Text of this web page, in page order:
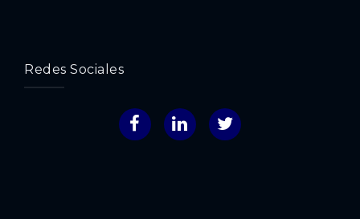
Redes Sociales
FacebookLinkedInTwitter